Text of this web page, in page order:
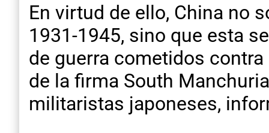
En virtud de ello, China no
1931-1945, sino que esta
de guerra cometidos
de la firma South
militaristas japoneses,